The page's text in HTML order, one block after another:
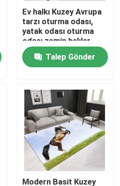
Ev halkı Kuzey Avrupa
tarzı oturma odası,
yatak odası oturma
odası zemin halılar
Talep Gönder
Modern Basit Kuzey